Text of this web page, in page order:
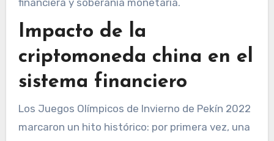
financiera y soberanía monetaria.
Impacto de la
criptomoneda china en el
sistema financiero
Los Juegos Olímpicos de Invierno de Pekín 2022
marcaron un hito histórico: por primera vez, una